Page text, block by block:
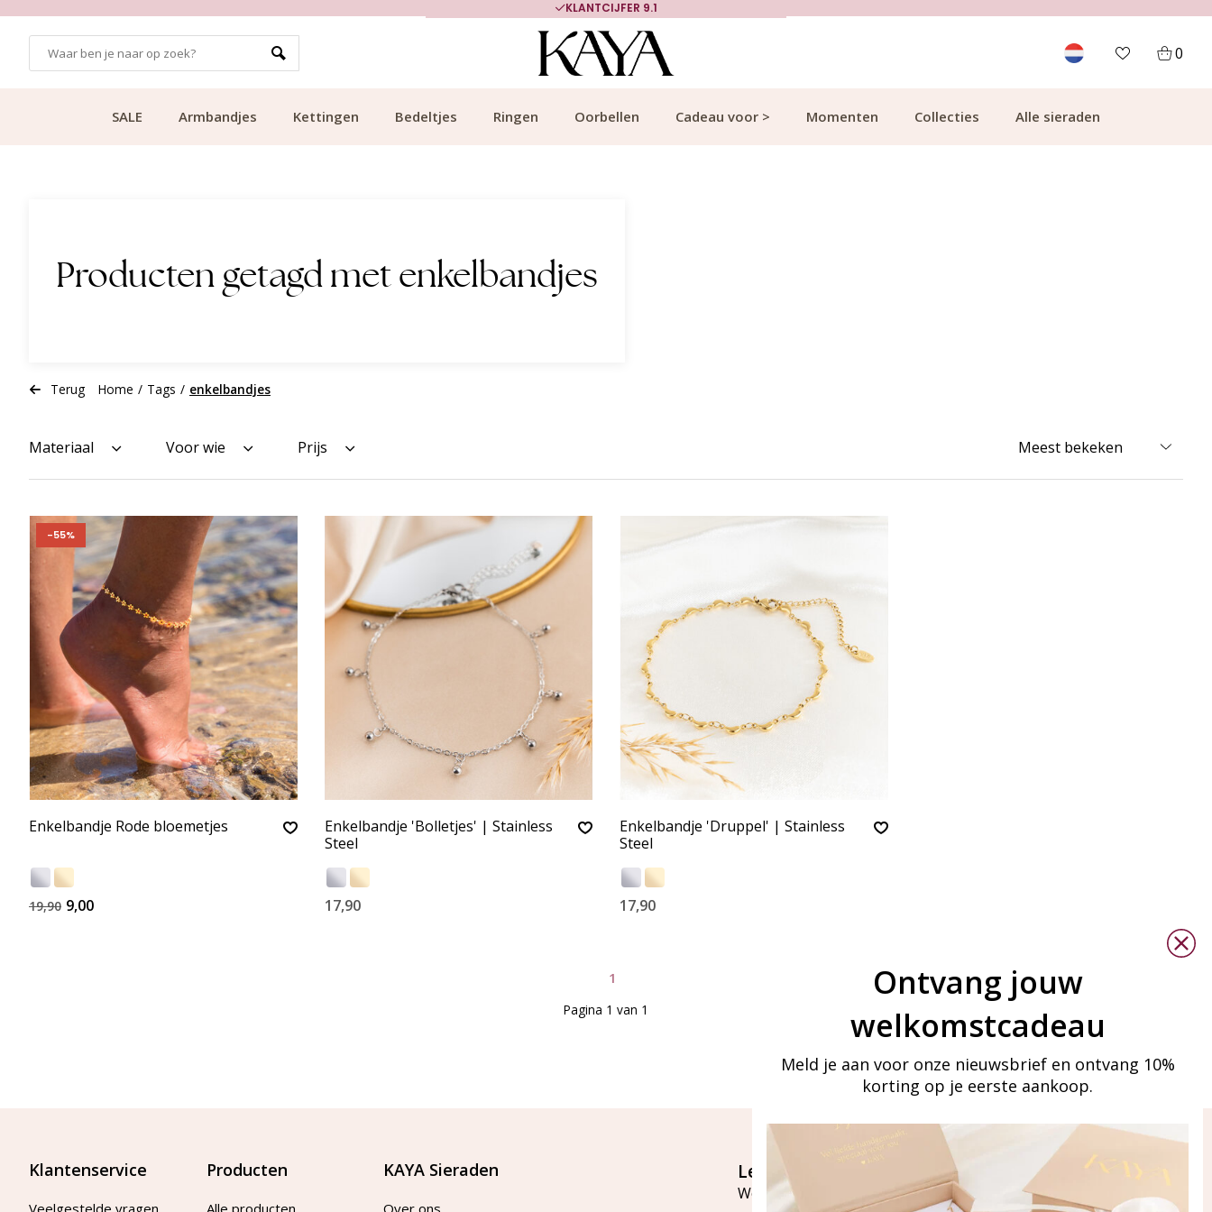
KLANTCIJFER 9.1
0
SALE Armbandjes Kettingen Bedeltjes Ringen Oorbellen Cadeau voor > Momenten Collecties Alle sieraden
Producten getagd met enkelbandjes
Terug Home / Tags / enkelbandjes
Materiaal Voor wie Prijs
-55%
Enkelbandje Rode bloemetjes
19,90 9,00
Enkelbandje 'Bolletjes' | Stainless
Steel
17,90
Enkelbandje 'Druppel' | Stainless
Steel
17,90
1
Pagina 1 van 1
Klantenservice
Veelgestelde vragen
Producten
Alle producten
KAYA Sieraden
Over ons
Let's stay in touch
Word lid van onze mailinglijst
Ontvang jouw
welkomstcadeau
Meld je aan voor onze nieuwsbrief en ontvang 10%
korting op je eerste aankoop.